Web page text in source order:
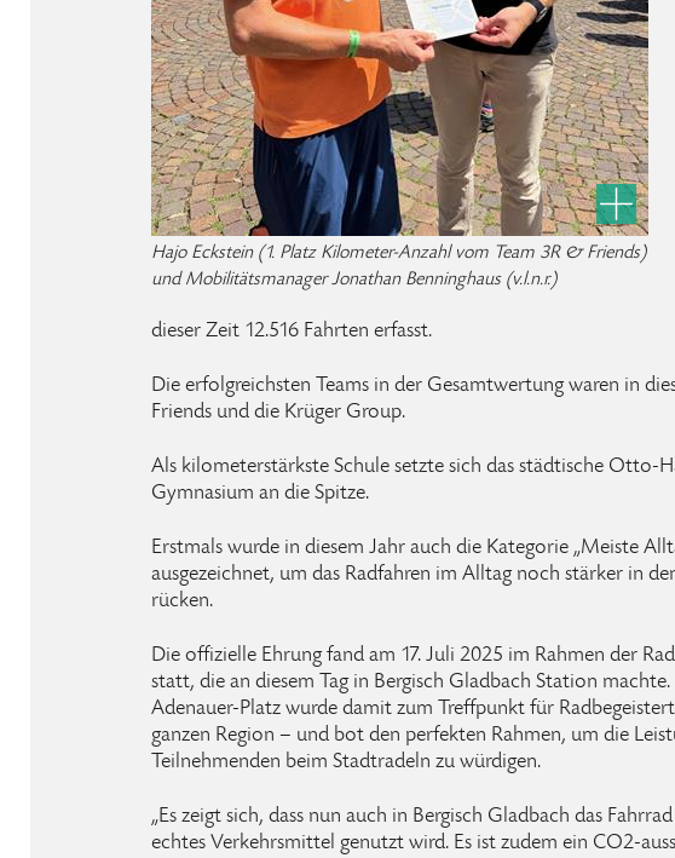
Hajo Eckstein (1. Platz Kilometer-Anzahl vom Team 3R & Friends)
und Mobilitätsmanager Jonathan Benninghaus (v.l.n.r.)
dieser Zeit 12.516 Fahrten erfasst.
Die erfolgreichsten Teams in der Gesamtwertung waren in
Friends und die Krüger Group.
Als kilometerstärkste Schule setzte sich das städtische Otto-
Gymnasium an die Spitze.
Erstmals wurde in diesem Jahr auch die Kategorie „Meiste
ausgezeichnet, um das Radfahren im Alltag noch stärker in
rücken.
Die offizielle Ehrung fand am 17. Juli 2025 im Rahmen der
statt, die an diesem Tag in Bergisch Gladbach Station
Adenauer-Platz wurde damit zum Treffpunkt für
ganzen Region – und bot den perfekten Rahmen, um die
Teilnehmenden beim Stadtradeln zu würdigen.
„Es zeigt sich, dass nun auch in Bergisch Gladbach das
echtes Verkehrsmittel genutzt wird. Es ist zudem ein CO2-